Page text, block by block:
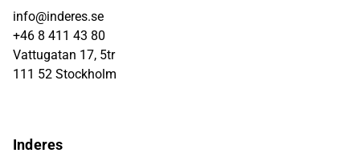
info@inderes.se
+46 8 411 43 80
Vattugatan 17, 5tr
111 52 Stockholm
Inderes